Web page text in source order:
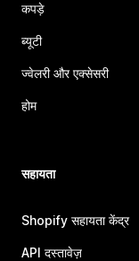
कपड़े
ब्यूटी
ज्वेलरी और एक्सेसरी
होम
सहायता
Shopify सहायता केंद्र
API दस्तावेज़